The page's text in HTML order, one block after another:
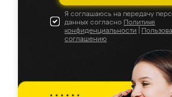
Я соглашаюсь на передачу
данных согласно Политике
конфиденциальности
соглашению